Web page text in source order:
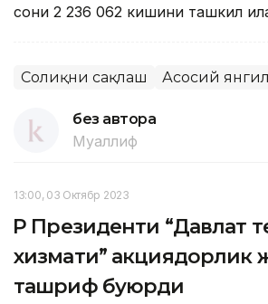
сони 2 236 062 кишини ташкил
Соғлиқни сақлаш Асосий
без автора
Муаллиф
13:00, 03 Октябр 2023
ҚР Президенти “Давлат
хизмати” акциядорлик
ташриф буюрди